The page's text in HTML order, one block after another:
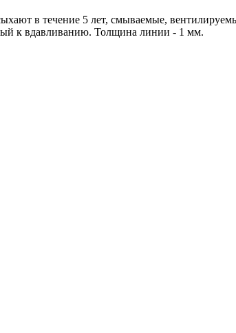
в течение 5 лет, смываемые,
к вдавливанию. Толщина линии - 1 мм.